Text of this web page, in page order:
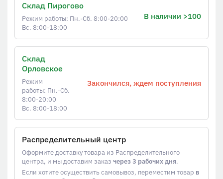
Склад Пирогово
Режим работы: Пн.-Сб. 8:00-20:00
Вс. 8:00-18:00
В наличии >100
Склад
Орловское
Режим
работы: Пн.-Сб.
8:00-20:00
Вс. 8:00-18:00
Закончился, ждем поступления
Распределительный центр
Оформите доставку товара из Распределительного
центра, и мы доставим заказ через 3 рабочих дня.
Если хотите осуществить самовывоз, переместим товар в